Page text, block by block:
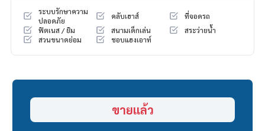
LINE: @homethailand
หรือคลิกhttps://lin.ee/2g9eaj7
✔️ ที่ปรึกษามืออาชีพ ประสบการณ์มากกว่า 6 ปี
✔️ ข้อมูลเชิงลึกโดยผู้เชี่ยวชาญในพื้นที่
www.homerealestateservices.co.th
“HOME - Real Estate Services”
ระบบรักษาความ
ปลอดภัย
คลับเฮาส์
ที่จอดรถ
ฟิตเนส / ยิม
สนามเด็กเล่น
สระว่ายน้ำ
สวนขนาดย่อม
ชอบแฮงเอาท์
ขายแล้ว